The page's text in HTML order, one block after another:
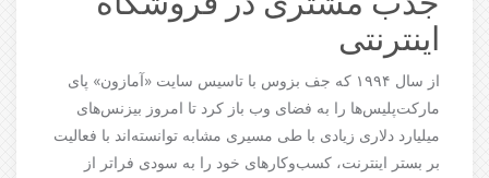
اینترنتی
از سال ۱۹۹۴ که جف بزوس با تاسیس سایت «آمازون» پای
مارکت‌پلیس‌ها را به فضای وب باز کرد تا امروز بیزنس‌های
میلیارد دلاری زیادی با طی مسیری مشابه توانسته‌اند با فعالیت
بر بستر اینترنت، کسب‌وکارهای خود را به سودی فراتر از